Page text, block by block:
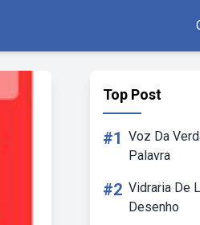
Top Post
#1 Voz Da
Palavra
#2 Vidraria De
Desenho